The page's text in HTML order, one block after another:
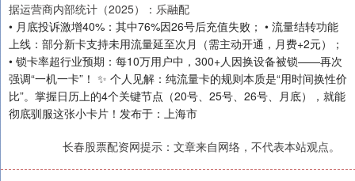
据运营商内部统计（2025）：乐融配
• 月底投诉激增40%：其中76%因26号后充值失败； • 流量结转功能
上线：部分新卡支持未用流量延至次月（需主动开通，月费+2元）；
• 锁卡率超行业预期：每10万用户中，300+人因换设备被锁——再次
强调“一机一卡”！ ✨ 个人见解：纯流量卡的规则本质是“用时间换性价
比”。掌握日历上的4个关键节点（20号、25号、26号、月底），就能
彻底驯服这张小卡片！发布于：上海市
长春股票配资网提示：文章来自网络，不代表本站观点。